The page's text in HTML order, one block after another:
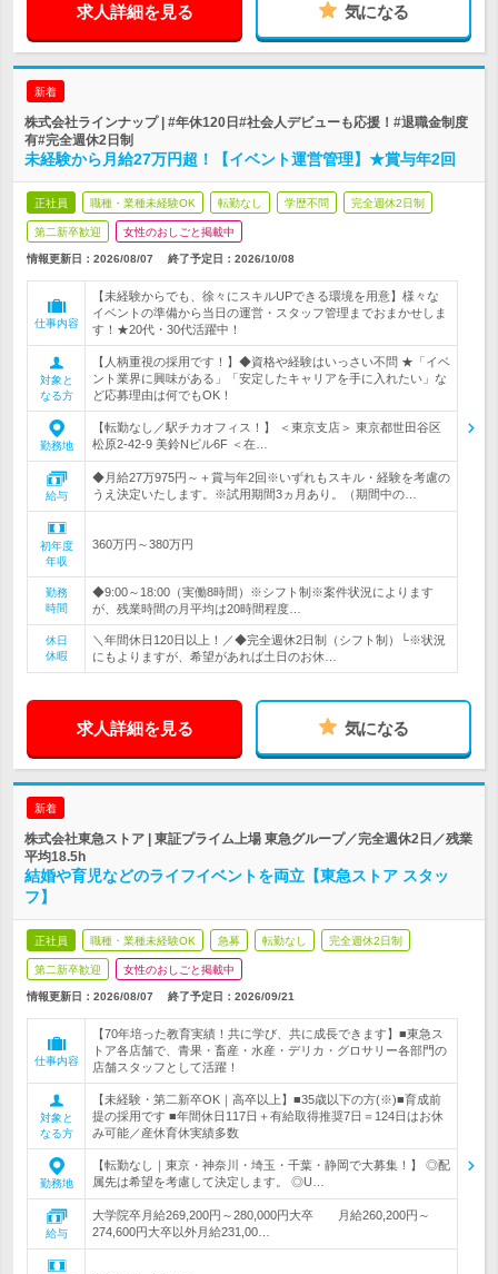
求人詳細を見る 気になる
新着
株式会社ラインナップ | #年休120日#社会人デビューも応援！#退職金制度
有#完全週休2日制
未経験から月給27万円超！【イベント運営管理】★賞与年2回
正社員 職種・業種未経験OK 転勤なし 学歴不問 完全週休2日制
第二新卒歓迎 女性のおしごと掲載中
情報更新日：2026/08/07 終了予定日： 2026/10/08
仕事内容
【未経験からでも、徐々にスキルUPできる環境を用意】様々な
イベントの準備から当日の運営・スタッフ管理までおまかせしま
す！★20代・30代活躍中！
対象と
なる方
【人柄重視の採用です！】◆資格や経験はいっさい不問 ★「イベ
ント業界に興味がある」「安定したキャリアを手に入れたい」な
ど応募理由は何でもOK！
勤務地
【転勤なし／駅チカオフィス！】 ＜東京支店＞ 東京都世田谷区
松原2-42-9 美鈴Nビル6F ＜在…
給与
◆月給27万975円～＋賞与年2回※いずれもスキル・経験を考慮の
うえ決定いたします。※試用期間3ヵ月あり。（期間中の…
初年度
年収
360万円～380万円
勤務
時間
◆9:00～18:00（実働8時間）※シフト制※案件状況によります
が、残業時間の月平均は20時間程度…
休日
休暇
＼年間休日120日以上！／◆完全週休2日制（シフト制）└※状況
にもよりますが、希望があれば土日のお休…
求人詳細を見る 気になる
新着
株式会社東急ストア | 東証プライム上場 東急グループ／完全週休2日／残業
平均18.5h
結婚や育児などのライフイベントを両立【東急ストア スタッ
フ】
正社員 職種・業種未経験OK 急募 転勤なし 完全週休2日制
第二新卒歓迎 女性のおしごと掲載中
情報更新日：2026/08/07 終了予定日： 2026/09/21
仕事内容
【70年培った教育実績！共に学び、共に成長できます】■東急ス
トア各店舗で、青果・畜産・水産・デリカ・グロサリー各部門の
店舗スタッフとして活躍！
対象と
なる方
【未経験・第二新卒OK｜高卒以上】■35歳以下の方(※)■育成前
提の採用です ■年間休日117日＋有給取得推奨7日＝124日はお休
み可能／産休育休実績多数
勤務地
【転勤なし｜東京・神奈川・埼玉・千葉・静岡で大募集！】 ◎配
属先は希望を考慮して決定します。 ◎U…
給与
大学院卒月給269,200円～280,000円大卒 月給260,200円～
274,600円大卒以外月給231,00…